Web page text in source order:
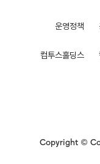
운영정책
컴투스홀딩스
Copyright ©